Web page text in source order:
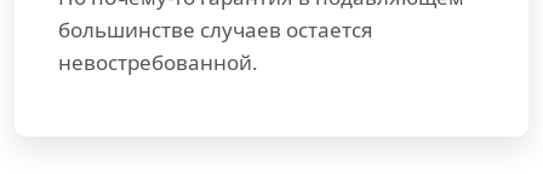
большинстве случаев остается
невостребованной.